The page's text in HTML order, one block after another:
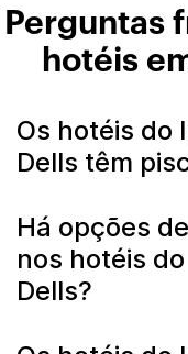
Perguntas
hotéis
Os hotéis do
Dells têm
Há opções
nos hotéis
Dells?